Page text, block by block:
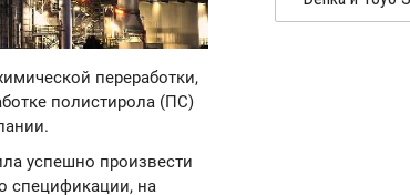
переработки,
полистирола (ПС)
успешно произвести
спецификации, на